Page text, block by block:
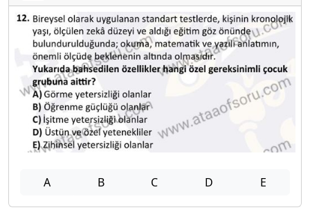
A B C D E